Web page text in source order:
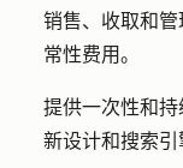
销售、收取和
常性费用。
提供一次性和
新设计和搜索引